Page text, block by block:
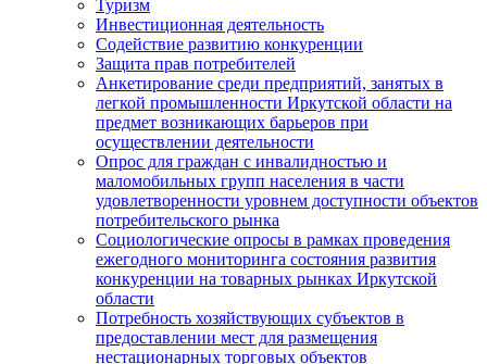
Туризм
Инвестиционная деятельность
Содействие развитию конкуренции
Защита прав потребителей
Анкетирование среди предприятий, занятых в
легкой промышленности Иркутской области на
предмет возникающих барьеров при
осуществлении деятельности
Опрос для граждан с инвалидностью и
маломобильных групп населения в части
удовлетворенности уровнем доступности объектов
потребительского рынка
Социологические опросы в рамках проведения
ежегодного мониторинга состояния развития
конкуренции на товарных рынках Иркутской
области
Потребность хозяйствующих субъектов в
предоставлении мест для размещения
нестационарных торговых объектов